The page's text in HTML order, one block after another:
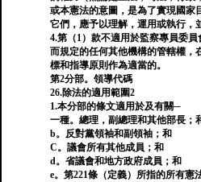
或本憲法的意圖，是為了實現國家
它們，應予以理解，運用或執行，
4.第（1）款不適用於監察專員委
而規定的任何其他機構的管轄權，
標和指導原則作為適當的。
第2分部。領導代碼
26.除法的適用範圍2
1.本分部的條文適用於及有關─
一種。總理，副總理和其他部長；
b。反對黨領袖和副領袖；和
C。議會所有其他成員；和
d。省議會和地方政府成員；和
e。第221條（定義）所指的所有憲